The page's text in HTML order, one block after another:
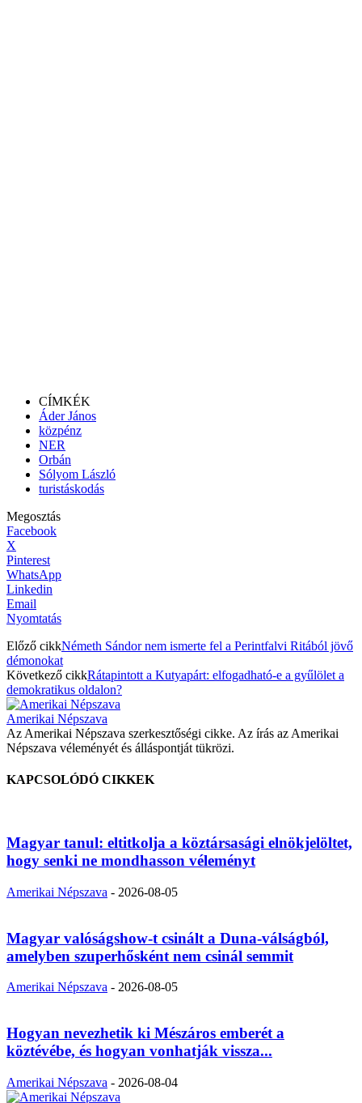
CÍMKÉK
Áder János
közpénz
NER
Orbán
Sólyom László
turistáskodás
Megosztás
Facebook
X
Pinterest
WhatsApp
Linkedin
Email
Nyomtatás
Előző cikkNémeth Sándor nem ismerte fel a Perintfalvi Ritából jövő
démonokat
Következő cikkRátapintott a Kutyapárt: elfogadható-e a gyűlölet a
demokratikus oldalon?
Amerikai Népszava
Az Amerikai Népszava szerkesztőségi cikke. Az írás az Amerikai
Népszava véleményét és álláspontját tükrözi.
KAPCSOLÓDÓ CIKKEK
Magyar tanul: eltitkolja a köztársasági elnökjelöltet,
hogy senki ne mondhasson véleményt
Amerikai Népszava - 2026-08-05
Magyar valóságshow-t csinált a Duna-válságból,
amelyben szuperhősként nem csinál semmit
Amerikai Népszava - 2026-08-05
Hogyan nevezhetik ki Mészáros emberét a
köztévébe, és hogyan vonhatják vissza...
Amerikai Népszava - 2026-08-04